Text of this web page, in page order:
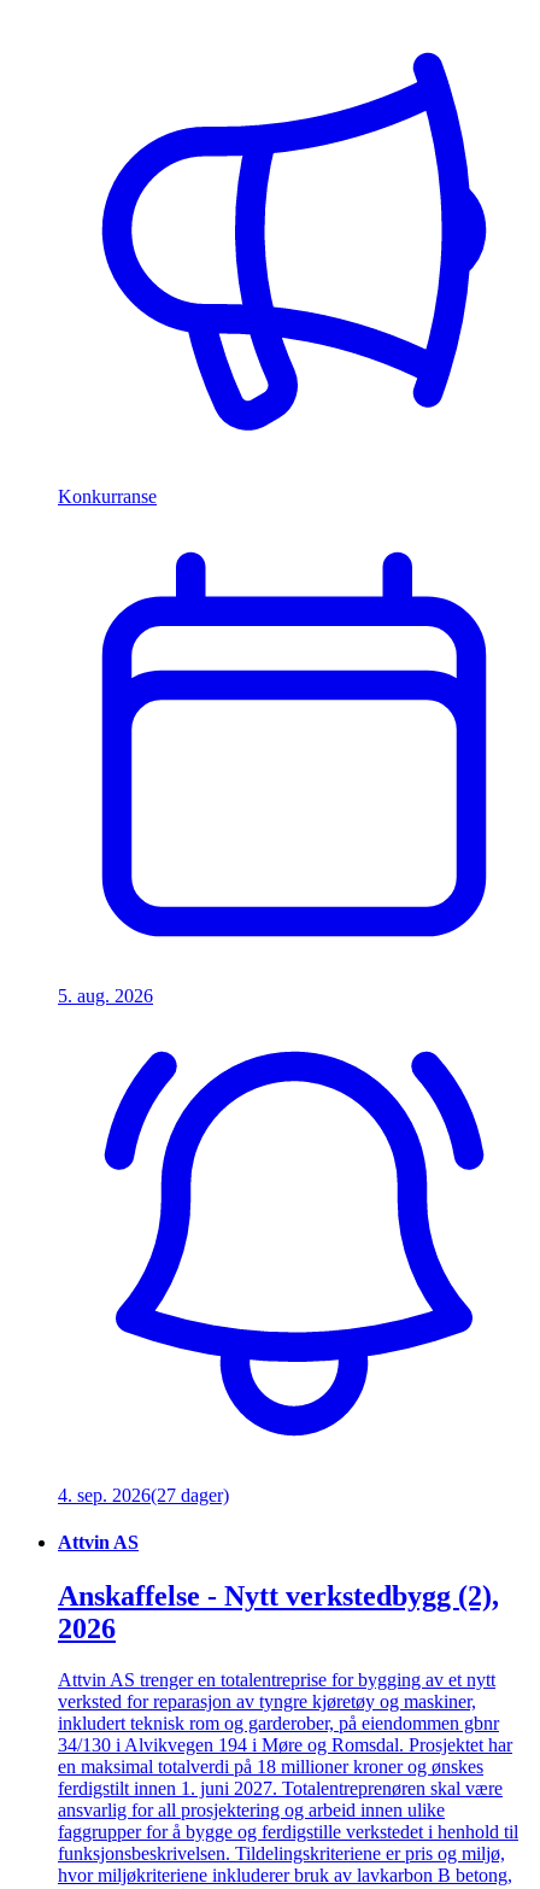
Konkurranse
5. aug. 2026
4. sep. 2026(27 dager)
Attvin AS
Anskaffelse - Nytt verkstedbygg (2),
2026
Attvin AS trenger en totalentreprise for bygging av et nytt
verksted for reparasjon av tyngre kjøretøy og maskiner,
inkludert teknisk rom og garderober, på eiendommen gbnr
34/130 i Alvikvegen 194 i Møre og Romsdal. Prosjektet har
en maksimal totalverdi på 18 millioner kroner og ønskes
ferdigstilt innen 1. juni 2027. Totalentreprenøren skal være
ansvarlig for all prosjektering og arbeid innen ulike
faggrupper for å bygge og ferdigstille verkstedet i henhold til
funksjonsbeskrivelsen. Tildelingskriteriene er pris og miljø,
hvor miljøkriteriene inkluderer bruk av lavkarbon B betong,